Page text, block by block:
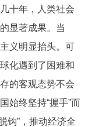
图说互动
人文北京
视频北京
十年，人类社会
显著成果。当
义明显抬头。可
化遇到了困难和
的客观态势不会
始终坚持“握手”而
钩”，推动经济全